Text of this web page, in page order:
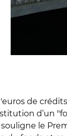
de
d’un
le